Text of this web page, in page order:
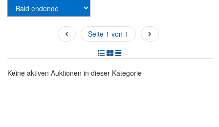
Seite 1 von 1
Keine aktiven Auktionen in dieser Kategorie